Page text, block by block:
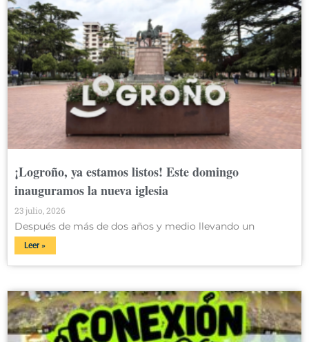
¡Logroño, ya estamos listos! Este domingo
inauguramos la nueva iglesia
23 julio, 2026
Después de más de dos años y medio llevando un
Leer »